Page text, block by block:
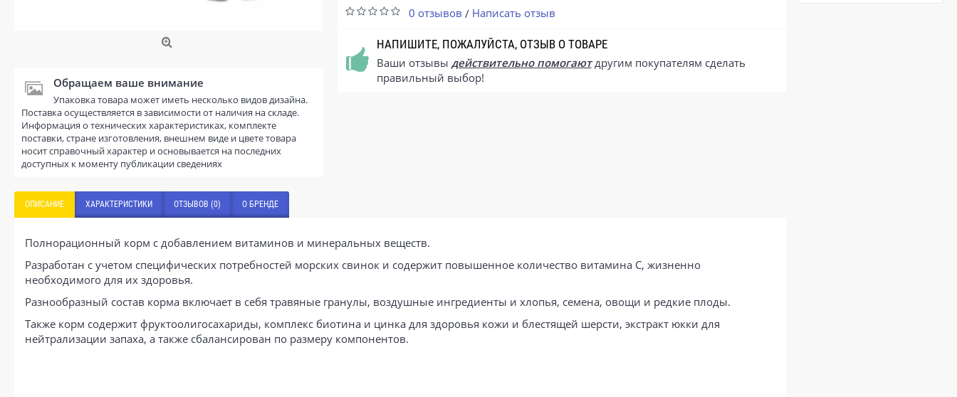
Обращаем ваше внимание
Упаковка товара может иметь несколько видов дизайна.
Поставка осуществляется в зависимости от наличия на складе.
Информация о технических характеристиках, комплекте
поставки, стране изготовления, внешнем виде и цвете товара
носит справочный характер и основывается на последних
доступных к моменту публикации сведениях
0 отзывов / Написать отзыв
НАПИШИТЕ, ПОЖАЛУЙСТА, ОТЗЫВ О ТОВАРЕ
Ваши отзывы действительно помогаютдругим покупателям сделать
правильный выбор!
ОПИСАНИЕ ХАРАКТЕРИСТИКИ ОТЗЫВОВ (0) О БРЕНДЕ
Полнорационный корм с добавлением витаминов и минеральных веществ.
Разработан с учетом специфических потребностей морских свинок и содержит повышенное количество витамина С, жизненно
необходимого для их здоровья.
Разнообразный состав корма включает в себя травяные гранулы, воздушные ингредиенты и хлопья, семена, овощи и редкие плоды.
Также корм содержит фруктоолигосахариды, комплекс биотина и цинка для здоровья кожи и блестящей шерсти, экстракт юкки для
нейтрализации запаха, а также сбалансирован по размеру компонентов.